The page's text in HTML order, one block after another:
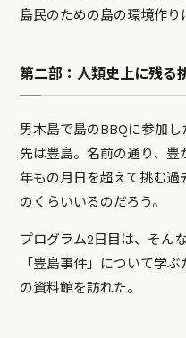
島民のための島の環境作り
第二部：人類史上に残る
男木島で島のBBQに参加
先は豊島。名前の通り、
年もの月日を超えて挑む
のくらいいるのだろう。
プログラム2日目は、そん
「豊島事件」について学
の資料館を訪れた。